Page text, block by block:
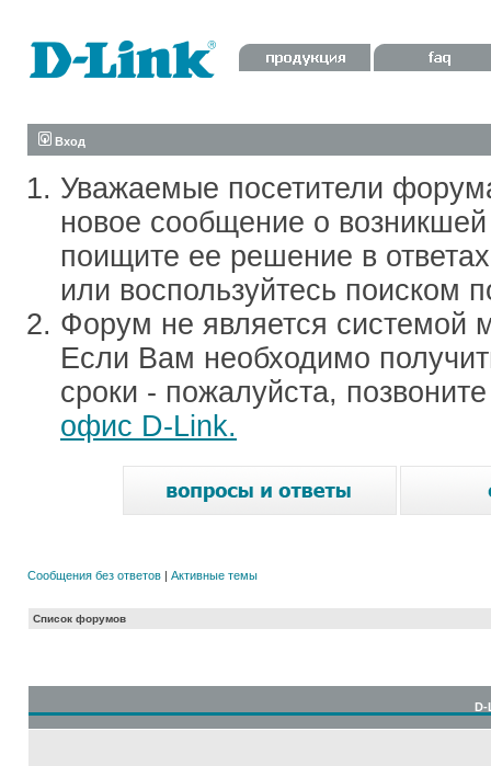
Вход
Уважаемые посетители
новое сообщение о
поищите ее решение в
или воспользуйтесь поиском
Форум не является системой
Если Вам необходимо
сроки - пожалуйста,
офис D-Link.
Сообщения без ответов | Активные темы
Список форумов
D-